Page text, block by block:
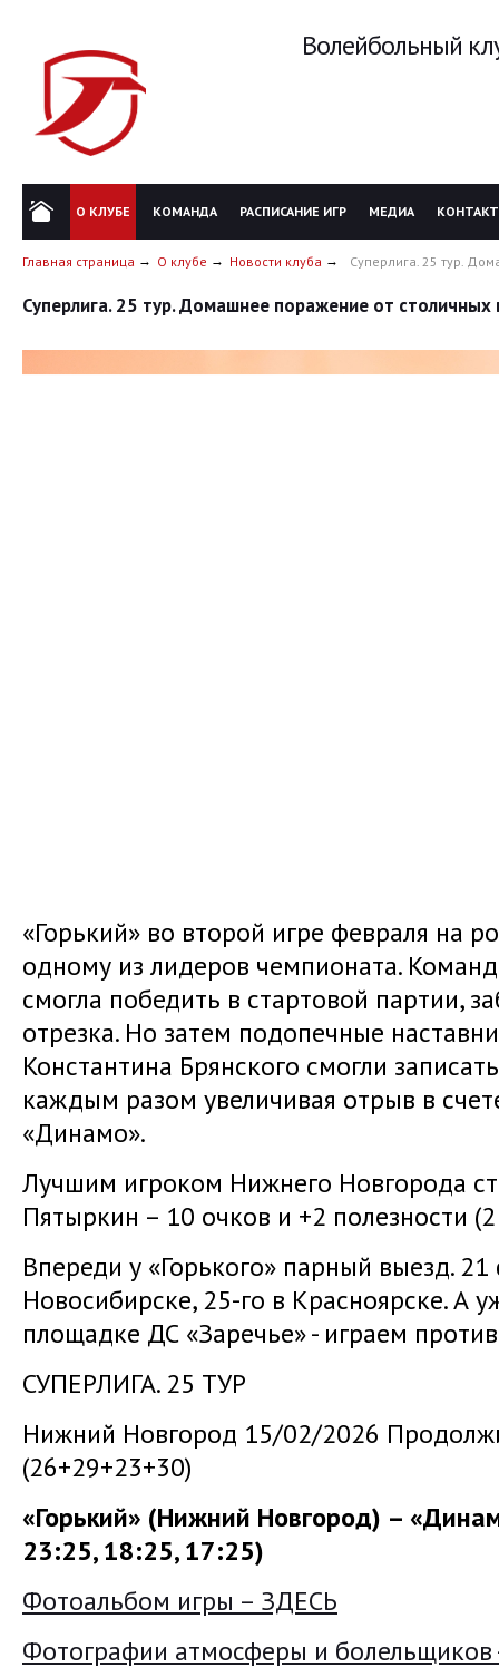
Волейбольный
О КЛУБЕ КОМАНДА РАСПИСАНИЕ ИГР МЕДИА
Главная страница О клубе Новости клуба Суперлига. 25 тур.
Суперлига. 25 тур. Домашнее поражение от столичных
«Горький» во второй игре февраля на
одному из лидеров чемпионата.
смогла победить в стартовой партии,
отрезка. Но затем подопечные
Константина Брянского смогли
каждым разом увеличивая отрыв в
«Динамо».
Лучшим игроком Нижнего Новгорода
Пятыркин – 10 очков и +2 полезности
Впереди у «Горького» парный выезд. 21
Новосибирске, 25-го в Красноярске. А
площадке ДС «Заречье» - играем
СУПЕРЛИГА. 25 ТУР
Нижний Новгород 15/02/2026
(26+29+23+30)
«Горький» (Нижний Новгород) –
23:25, 18:25, 17:25)
Фотоальбом игры – ЗДЕСЬ
Фотографии атмосферы и болельщиков